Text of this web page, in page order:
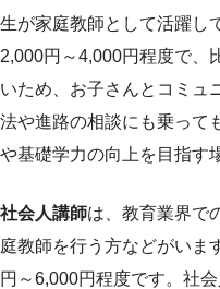
生が家庭教師として活躍し
2,000円～4,000円程度で、
いため、お子さんとコミュ
法や進路の相談にも乗って
や基礎学力の向上を目指す
社会人講師は、教育業界で
庭教師を行う方などがいま
円～6,000円程度です。社